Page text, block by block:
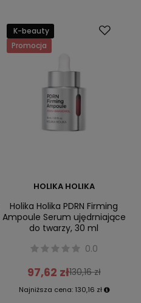
K-beauty
Promocja
HOLIKA HOLIKA
Holika Holika PDRN Firming
Ampoule Serum ujędrniające
do twarzy, 30 ml
0.0
97,62 zł130,16 zł
Najniższa cena: 130,16 zł